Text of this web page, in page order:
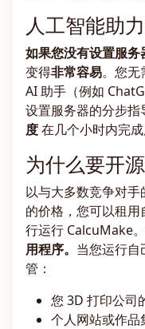
人工智能助
如果您没有设置服务
变得非常容易。您无
AI 助手（例如
设置服务器的分步
度在几个小时内完成
为什么要开
以与大多数竞争对
的价格，您可以租用
行运行 CalcuMake
用程序。 当您运行
管：
您 3D 打印公司
个人网站或作品